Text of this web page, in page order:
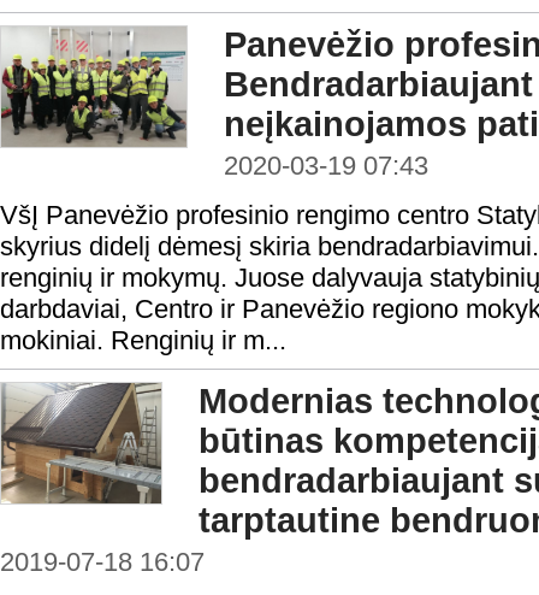
Panevėžio
neįkainojamos
2020-03-19 07:43
VšĮ Panevėžio profesinio rengimo centro
skyrius didelį dėmesį skiria
renginių ir mokymų. Juose dalyvauja
darbdaviai, Centro ir Panevėžio regiono
mokiniai. Renginių ir m...
Modernias
būtinas
bendradarbiaujant
tarptautine
2019-07-18 16:07